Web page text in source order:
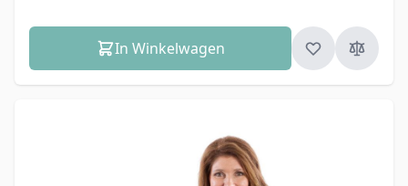
In Winkelwagen